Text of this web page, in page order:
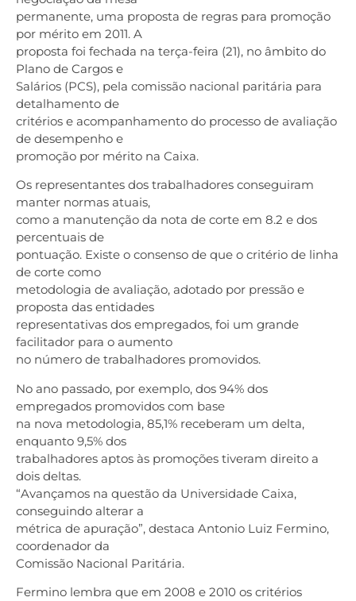
permanente, uma proposta de regras para promoção
por mérito em 2011. A
proposta foi fechada na terça-feira (21), no âmbito do
Plano de Cargos e
Salários (PCS), pela comissão nacional paritária para
detalhamento de
critérios e acompanhamento do processo de avaliação
de desempenho e
promoção por mérito na Caixa.
Os representantes dos trabalhadores conseguiram
manter normas atuais,
como a manutenção da nota de corte em 8.2 e dos
percentuais de
pontuação. Existe o consenso de que o critério de linha
de corte como
metodologia de avaliação, adotado por pressão e
proposta das entidades
representativas dos empregados, foi um grande
facilitador para o aumento
no número de trabalhadores promovidos.
No ano passado, por exemplo, dos 94% dos
empregados promovidos com base
na nova metodologia, 85,1% receberam um delta,
enquanto 9,5% dos
trabalhadores aptos às promoções tiveram direito a
dois deltas.
“Avançamos na questão da Universidade Caixa,
conseguindo alterar a
métrica de apuração”, destaca Antonio Luiz Fermino,
coordenador da
Comissão Nacional Paritária.
Fermino lembra que em 2008 e 2010 os critérios